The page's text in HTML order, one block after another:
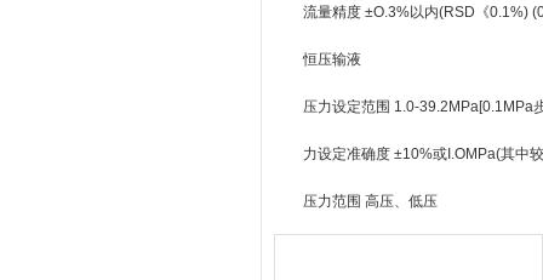
流量精度 ±O.3%以内(RSD《0.1%)
恒压输液
压力设定范围 1.0-39.2MPa[0.1MPa
力设定准确度 ±10%或I.OMPa(其中
压力范围 高压、低压